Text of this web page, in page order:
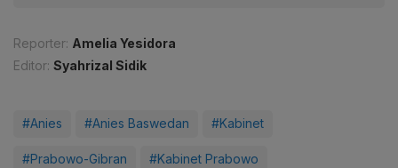
Reporter: Amelia Yesidora
Editor: Syahrizal Sidik
#Anies #Anies Baswedan #Kabinet
#Prabowo-Gibran #Kabinet Prabowo